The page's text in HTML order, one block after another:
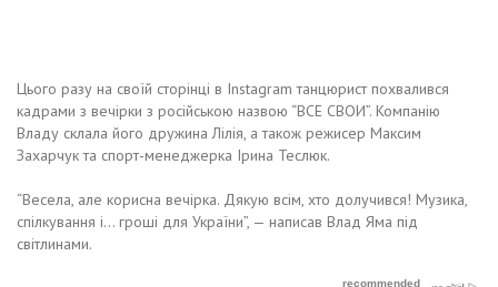
Цього разу на своїй сторінці в Instagram танцюрист похвалився
кадрами з вечірки з російською назвою “ВСЕ СВОИ”. Компанію
Владу склала його дружина Лілія, а також режисер Максим
Захарчук та спорт-менеджерка Ірина Теслюк.
“Весела, але корисна вечірка. Дякую всім, хто долучився! Музика,
спілкування і… гроші для України”, — написав Влад Яма під
світлинами.